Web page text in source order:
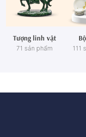
Tượng linh vật
71 sản phẩm 111